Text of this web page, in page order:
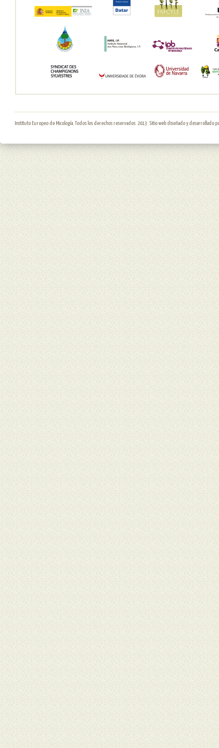
Instituto Europeo de Micología. Todos los derechos reservados. 2013. Sitio web diseñado y desarrollado